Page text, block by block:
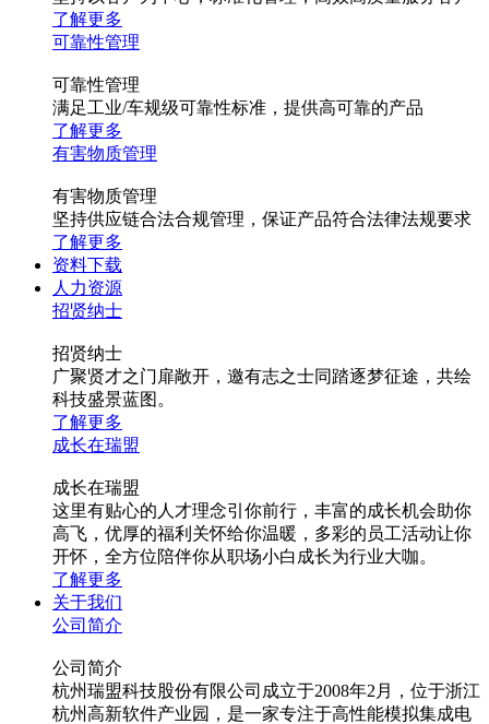
了解更多
可靠性管理
可靠性管理
满足工业/车规级可靠性标准，提供高可靠的产品
了解更多
有害物质管理
有害物质管理
坚持供应链合法合规管理，保证产品符合法律法规要求
了解更多
资料下载
人力资源
招贤纳士
招贤纳士
广聚贤才之门扉敞开，邀有志之士同踏逐梦征途，共绘
科技盛景蓝图。
了解更多
成长在瑞盟
成长在瑞盟
这里有贴心的人才理念引你前行，丰富的成长机会助你
高飞，优厚的福利关怀给你温暖，多彩的员工活动让你
开怀，全方位陪伴你从职场小白成长为行业大咖。
了解更多
关于我们
公司简介
公司简介
杭州瑞盟科技股份有限公司成立于2008年2月，位于浙江
杭州高新软件产业园，是一家专注于高性能模拟集成电